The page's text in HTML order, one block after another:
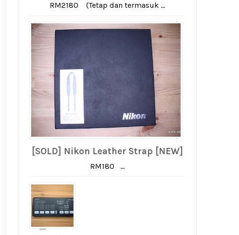
RM2180 (Tetap dan termasuk ...
[SOLD] Nikon Leather Strap [NEW]
RM180 ...